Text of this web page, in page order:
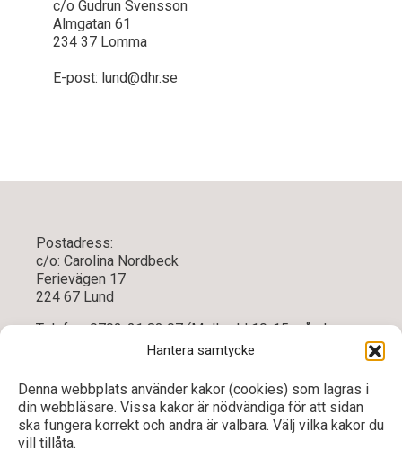
Hantera samtycke
Denna webbplats använder kakor (cookies) som lagras i
din webbläsare. Vissa kakor är nödvändiga för att sidan
ska fungera korrekt och andra är valbara. Välj vilka kakor du
vill tillåta.
c/o Gudrun Svensson
Almgatan 61
234 37 Lomma
E-post: lund@dhr.se
Postadress:
c/o: Carolina Nordbeck
Ferievägen 17
224 67 Lund
Telefon: 0702-21 83 07 (Mellan kl 10-15 måndag-
E-post: skanelan@dhr.se